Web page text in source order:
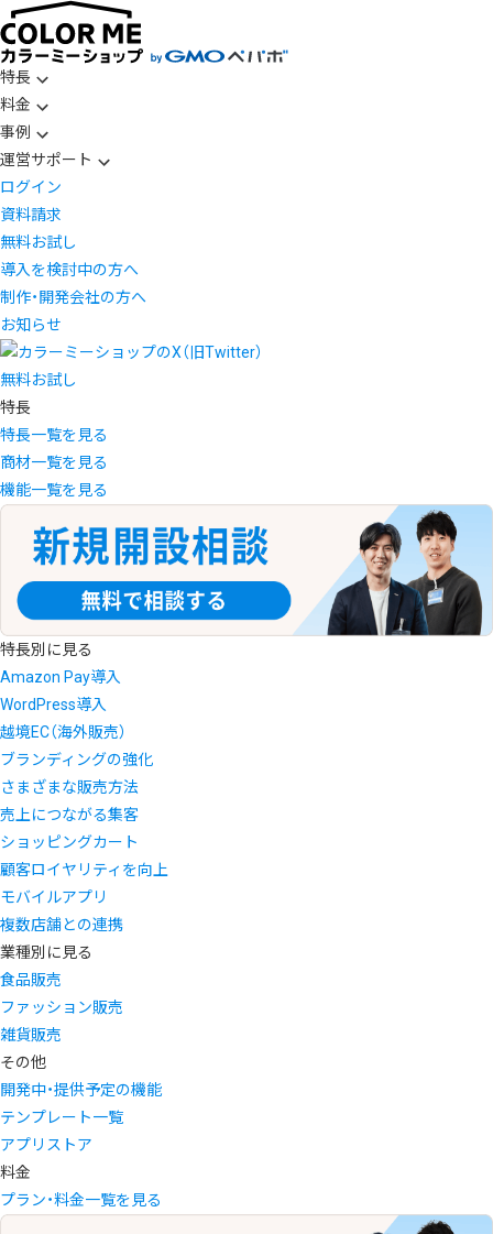
特長
料金
事例
運営サポート
ログイン
資料請求
無料お試し
導入を検討中の方へ
制作・開発会社の方へ
お知らせ
無料お試し
特長
特長一覧を見る
商材一覧を見る
機能一覧を見る
特長別に見る
Amazon Pay導入
WordPress導入
越境EC（海外販売）
ブランディングの強化
さまざまな販売方法
売上につながる集客
ショッピングカート
顧客ロイヤリティを向上
モバイルアプリ
複数店舗との連携
業種別に見る
食品販売
ファッション販売
雑貨販売
その他
開発中・提供予定の機能
テンプレート一覧
アプリストア
料金
プラン・料金一覧を見る